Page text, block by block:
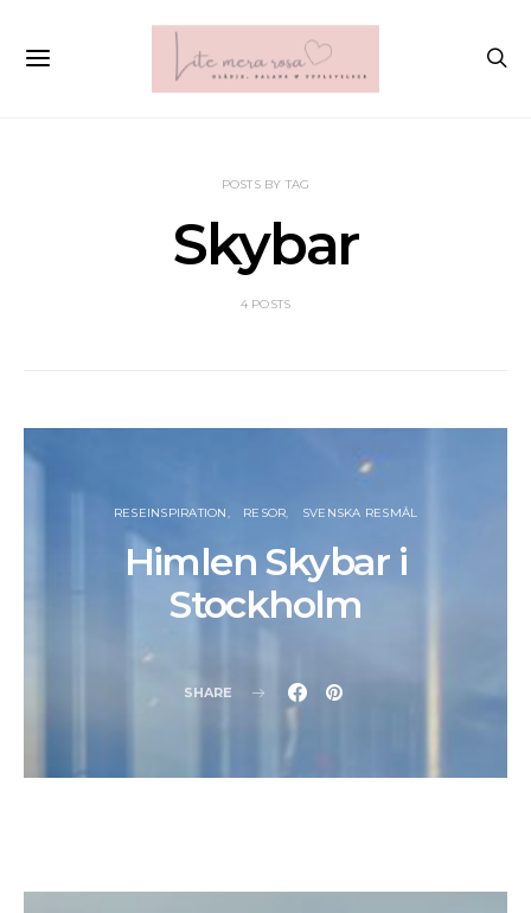
POSTS BY TAG
Skybar
4 POSTS
RESEINSPIRATION RESOR SVENSKA RESMÅL
Himlen Skybar i
Stockholm
SHARE